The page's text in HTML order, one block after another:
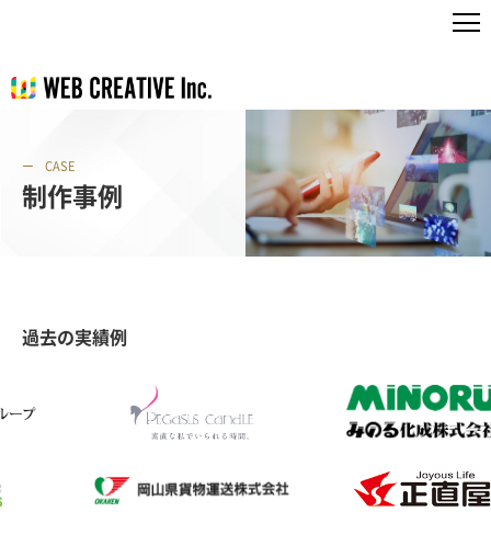
CASE
制作事例
過去の実績例